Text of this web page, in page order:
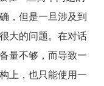
，但是一旦涉及到
大的问题。在对话
量不够，而导致一
上，也只能使用一